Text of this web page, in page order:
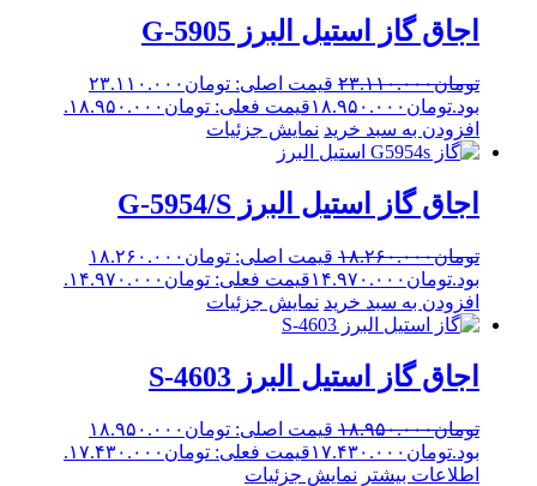
اجاق گاز استیل البرز G-5905
تومان۲۳.۱۱۰.۰۰۰
قیمت اصلی: تومان۲۳.۱۱۰.۰۰۰
تومان۱۸.۹۵۰.۰۰۰قیمت فعلی: تومان۱۸.۹۵۰.۰۰۰.
افزودن به سبد خرید نمایش جزئیات
اجاق گاز استیل البرز G-5954/S
تومان۱۸.۲۶۰.۰۰۰
قیمت اصلی: تومان۱۸.۲۶۰.۰۰۰
تومان۱۴.۹۷۰.۰۰۰قیمت فعلی: تومان۱۴.۹۷۰.۰۰۰.
افزودن به سبد خرید نمایش جزئیات
اجاق گاز استیل البرز S-4603
تومان۱۸.۹۵۰.۰۰۰
قیمت اصلی: تومان۱۸.۹۵۰.۰۰۰
تومان۱۷.۴۳۰.۰۰۰قیمت فعلی: تومان۱۷.۴۳۰.۰۰۰.
اطلاعات بیشتر نمایش جزئیات